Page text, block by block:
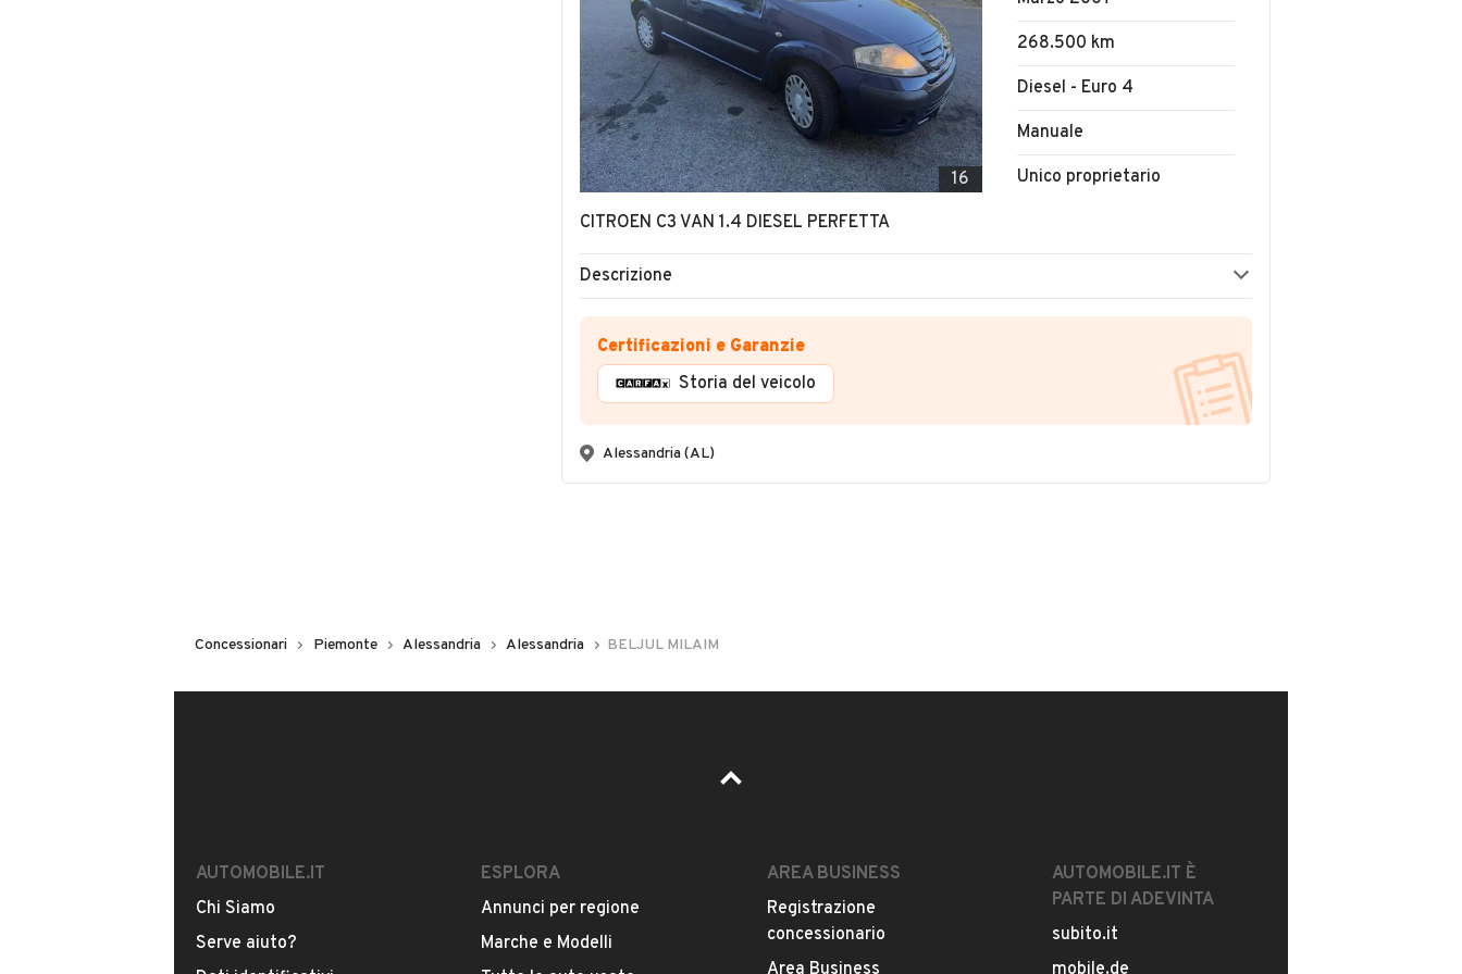
16
CITROEN C3 VAN 1.4 DIESEL PERFETTA
268.500 km
Diesel - Euro 4
Manuale
Unico proprietario
Descrizione
Certificazioni e Garanzie
Storia del veicolo
Alessandria (AL)
Concessionari Piemonte Alessandria Alessandria BELJUL MILAIM
AUTOMOBILE.IT
Chi Siamo
Serve aiuto?
ESPLORA
Annunci per regione
Marche e Modelli
AREA BUSINESS
Registrazione
concessionario
Area Business
AUTOMOBILE.IT È
PARTE DI ADEVINTA
subito.it
mobile.de